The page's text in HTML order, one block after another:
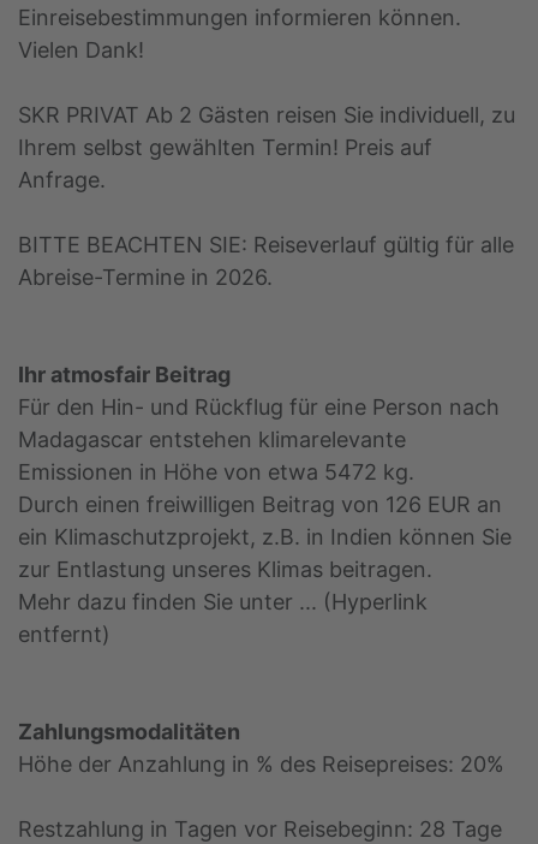
Einreisebestimmungen informieren können.
Vielen Dank!
SKR PRIVAT Ab 2 Gästen reisen Sie individuell, zu
Ihrem selbst gewählten Termin! Preis auf
Anfrage.
BITTE BEACHTEN SIE: Reiseverlauf gültig für alle
Abreise-Termine in 2026.
Ihr atmosfair Beitrag
Für den Hin- und Rückflug für eine Person nach
Madagascar entstehen klimarelevante
Emissionen in Höhe von etwa 5472 kg.
Durch einen freiwilligen Beitrag von 126 EUR an
ein Klimaschutzprojekt, z.B. in Indien können Sie
zur Entlastung unseres Klimas beitragen.
Mehr dazu finden Sie unter ... (Hyperlink
entfernt)
Zahlungsmodalitäten
Höhe der Anzahlung in % des Reisepreises: 20%
Restzahlung in Tagen vor Reisebeginn: 28 Tage